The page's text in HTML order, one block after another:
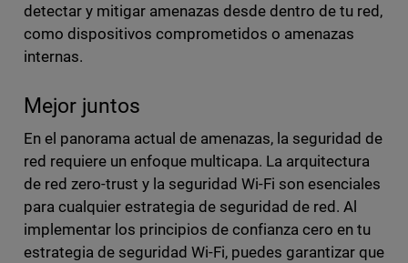
detectar y mitigar amenazas desde dentro de tu red,
como dispositivos comprometidos o amenazas
internas.
Mejor juntos
En el panorama actual de amenazas, la seguridad de
red requiere un enfoque multicapa. La arquitectura
de red zero-trust y la seguridad Wi-Fi son esenciales
para cualquier estrategia de seguridad de red. Al
implementar los principios de confianza cero en tu
estrategia de seguridad Wi-Fi, puedes garantizar que